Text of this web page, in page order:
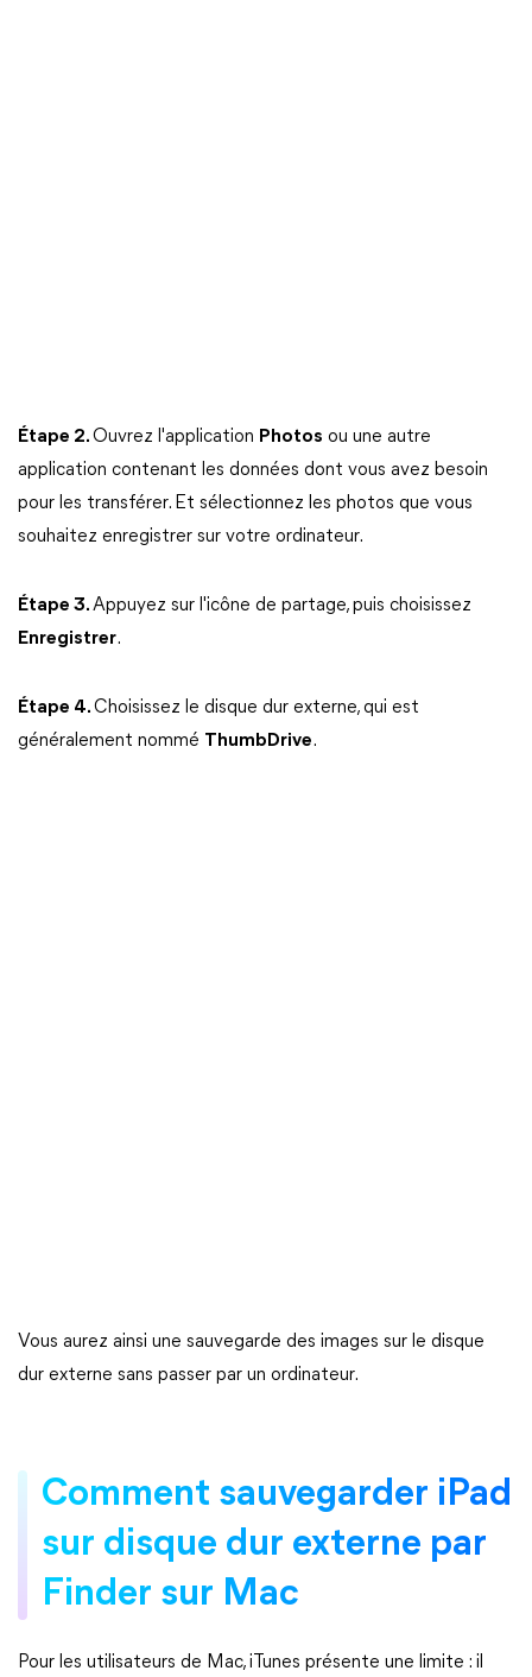
Étape 2.Ouvrez l'application Photos ou une autre
application contenant les données dont vous avez besoin
pour les transférer. Et sélectionnez les photos que vous
souhaitez enregistrer sur votre ordinateur.
Étape 3.Appuyez sur l'icône de partage, puis choisissez
Enregistrer.
Étape 4.Choisissez le disque dur externe, qui est
généralement nommé ThumbDrive.
Vous aurez ainsi une sauvegarde des images sur le disque
dur externe sans passer par un ordinateur.
Comment sauvegarder iPad
sur disque dur externe par
Finder sur Mac
Pour les utilisateurs de Mac, iTunes présente une limite : il